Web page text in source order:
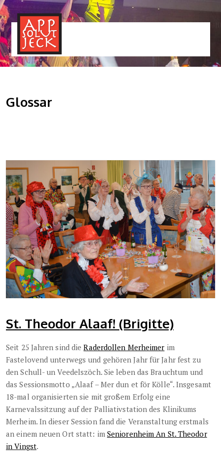
Glossar
St. Theodor Alaaf! (Brigitte)
Seit 25 Jahren sind dieRaderdollen Merheimer im
Fastelovend unterwegs und gehören Jahr für Jahr fest zu
den Schull- un Veedelszöch. Sie leben das Brauchtum und
das Sessionsmotto „Alaaf – Mer dun et för Kölle“. Insgesamt
18-mal organisierten sie mit großem Erfolg eine
Karnevalssitzung auf der Palliativstation des Klinikums
Merheim. In dieser Session fand die Veranstaltung erstmals
an einem neuen Ort statt: im Seniorenheim An St. Theodor
in Vingst.